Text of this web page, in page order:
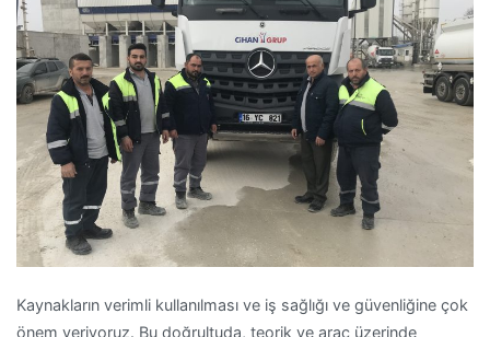
Kaynakların verimli kullanılması ve iş sağlığı ve güvenliğine çok
önem veriyoruz. Bu doğrultuda, teorik ve araç üzerinde